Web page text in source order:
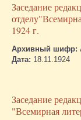
Заседание
1924 г.
Архивный шифр:
Дата: 18.11.1924
Заседание
"Всемирная